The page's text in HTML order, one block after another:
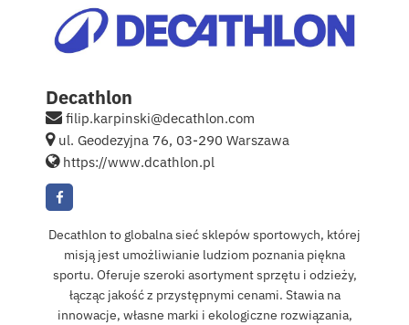
Kontakt
Decathlon
ul. Geodezyjna 76, 03-290 Warszawa
filip.karpinski@decathlon.com
https://www.dcathlon.pl
Decathlon to globalna sieć sklepów sportowych, której
misją jest umożliwianie ludziom poznania piękna
sportu. Oferuje szeroki asortyment sprzętu i odzieży,
łącząc jakość z przystępnymi cenami. Stawia na
innowacje, własne marki i ekologiczne rozwiązania,